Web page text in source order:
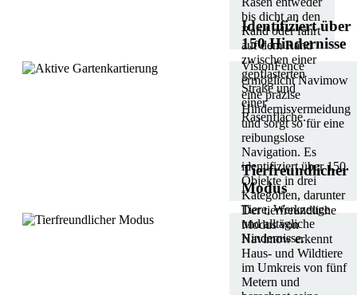
bis dicht an den
Rand oder fährt
auf dem Rand
zwischen einer
gepflasterten
Straße und
einer
Rasenfläche.
Identifiziert über
150 Hindernisse
VisionFence
ermöglicht Navimow
eine präzise
Hindernisvermeidung
und sorgt so für eine
reibungslose
Navigation. Es
identifiziert über 150
Objekte in drei
Kategorien, darunter
Tiere, Werkzeuge
und alltägliche
Hindernisse.
Tierfreundlicher
Modus
Der tierfreundliche
Modus von
Navimow erkennt
Haus- und Wildtiere
im Umkreis von fünf
Metern und